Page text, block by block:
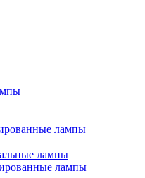
лампы
лампы
лампы